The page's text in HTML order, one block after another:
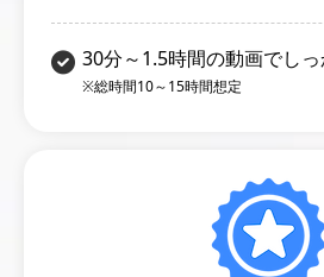
30分～1.5時間の動画でし
※総時間10～15時間想定